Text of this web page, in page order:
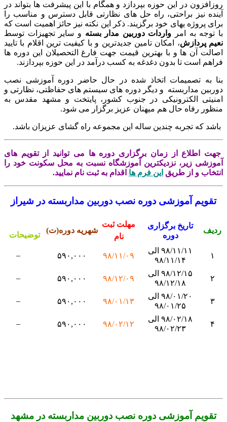
در این حوزه بپردازد و همگام با این پیشرفت ها بتواند در
نیز براحتی، راه حل های نظارتی قابل دسترس و مناسب را
پروژه یهای خود برگزیند. ذکر این نکته نیز حائز اهمیت است که
توجه به امرواردات دوربین مدار بستهو سایر تجهیزات توسط
پردازش، امکان تامین جدیدترین و با کیفیت ترین اقلام با تایید
آن ها و با بهترین قیمت جهت فارغ التحصیلان این دوره ها
است تا بدون دغدغه به کسب درآمد در این حوزه بپردازند.
به تصمیمات اتخاذ شده در حال حاضر دوره آموزشی نصب
مداربسته و دیگر دوره های سیستم های حفاظتی، نظارتی و
الکترونیکی در جنوب کشور، پایتخت و مشهد مقدس به
رفاه حال هم میهنان عزیز برگزار می شود.
که تجربه چندین ساله این مجموعه راه گشای عزیزان باشد.
اطلاع از زمان برگزاری دوره ها می توانید از تقویم های
زیر، نزدیکترین آموزشگاه نسبت به محل سکونت خود را
و از طریقاین فرم ها اقدام به ثبت نام نمایید.
تقویم آموزشی دوره نصب دوربین مداربسته در شیراز
تاریخ برگزاری
دوره
مهلت ثبت
نام
شهریه دوره(ت)
توضیحات
۹۸/۱۱/۱۱ الی
۹۸/۱۱/۱۴
۹۸/۱۱/۰۹ ۵۹۰,۰۰۰
۹۸/۱۲/۱۵ الی
۹۸/۱۲/۱۸
۹۸/۱۲/۰۹ ۵۹۰,۰۰۰
۹۸/۰۱/۲۰ الی
۹۸/۰۱/۲۵
۹۸/۰۱/۱۳ ۵۹۰,۰۰۰
۹۸/۰۲/۱۸ الی
۹۸/۰۲/۲۳
۹۸/۰۲/۱۲ ۵۹۰,۰۰۰
تقویم آموزشی دوره نصب دوربین مداربسته در مشهد